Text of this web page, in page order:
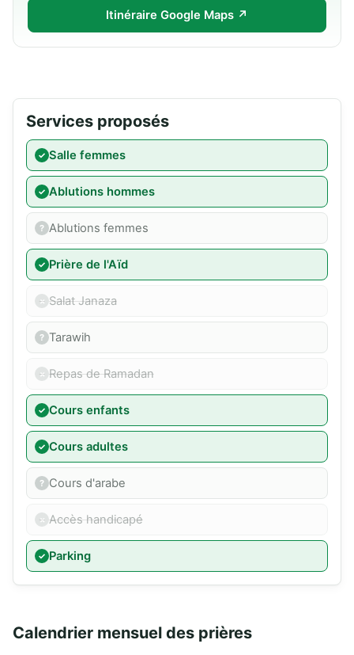
Itinéraire Google Maps ↗
Services proposés
Salle femmes
Ablutions hommes
Ablutions femmes
Prière de l'Aïd
Salat Janaza
Tarawih
Repas de Ramadan
Cours enfants
Cours adultes
Cours d'arabe
Accès handicapé
Parking
Calendrier mensuel des prières